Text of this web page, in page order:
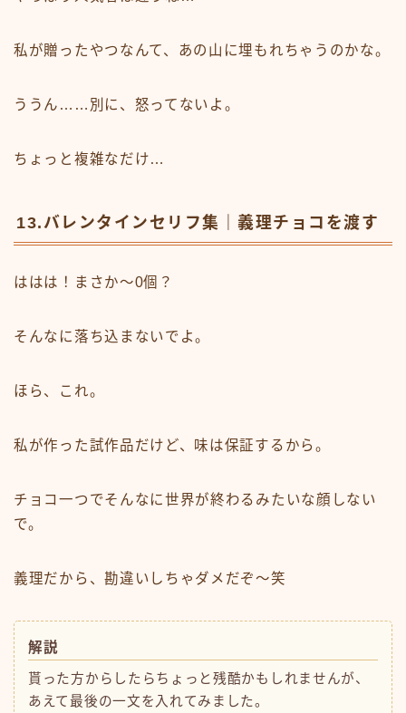
私が贈ったやつなんて、あの山に埋もれちゃうのかな。
ううん……別に、怒ってないよ。
ちょっと複雑なだけ…
13.バレンタインセリフ集｜義理チョコを渡す
ははは！まさか〜0個？
そんなに落ち込まないでよ。
ほら、これ。
私が作った試作品だけど、味は保証するから。
チョコ一つでそんなに世界が終わるみたいな顔しない
で。
義理だから、勘違いしちゃダメだぞ〜笑
解説
貰った方からしたらちょっと残酷かもしれませんが、
あえて最後の一文を入れてみました。